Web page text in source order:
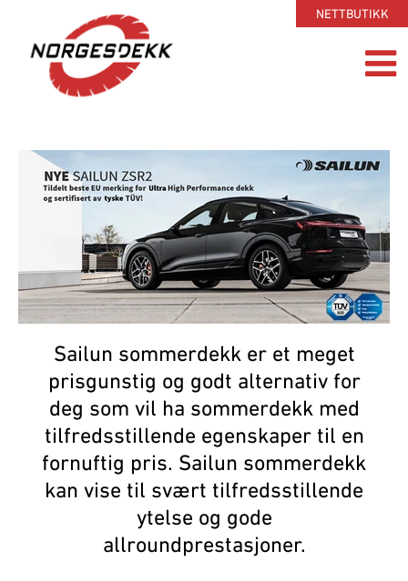
NETTBUTIKK
Sailun sommerdekk er et meget
prisgunstig og godt alternativ for
deg som vil ha sommerdekk med
tilfredsstillende egenskaper til en
fornuftig pris. Sailun sommerdekk
kan vise til svært tilfredsstillende
ytelse og gode
allroundprestasjoner.